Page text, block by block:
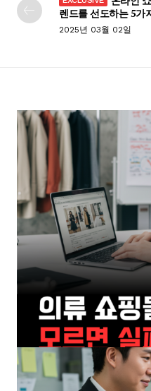
렌드를 선도하는 5가
2025년 03월 02일